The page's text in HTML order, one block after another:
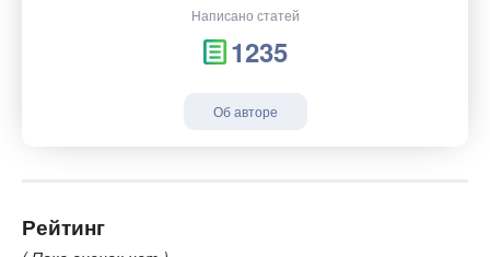
Написано статей
1235
Об авторе
Рейтинг